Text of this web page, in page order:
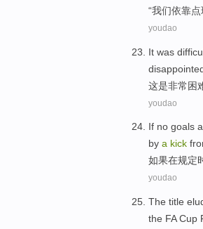
“我们依靠
youdao
It was
这是非常困
youdao
If no goals
by a kick
如果在规定
youdao
The title
the FA Cup